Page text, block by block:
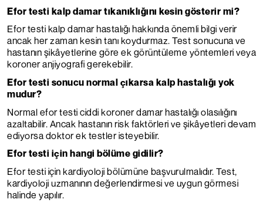
Efor testi kalp damar tıkanıklığını kesin gösterir mi?
Efor testi kalp damar hastalığı hakkında önemli bilgi verir
ancak her zaman kesin tanı koydurmaz. Test sonucuna ve
hastanın şikâyetlerine göre ek görüntüleme yöntemleri veya
koroner anjiyografi gerekebilir.
Efor testi sonucu normal çıkarsa kalp hastalığı yok
mudur?
Normal efor testi ciddi koroner damar hastalığı olasılığını
azaltabilir. Ancak hastanın risk faktörleri ve şikâyetleri devam
ediyorsa doktor ek testler isteyebilir.
Efor testi için hangi bölüme gidilir?
Efor testi için kardiyoloji bölümüne başvurulmalıdır. Test,
kardiyoloji uzmanının değerlendirmesi ve uygun görmesi
halinde yapılır.